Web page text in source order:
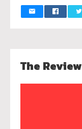
The Review